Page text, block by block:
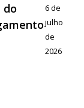
do
6 de
julho
de
2026